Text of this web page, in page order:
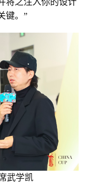
将之注入你的设计
键。”
武学凯